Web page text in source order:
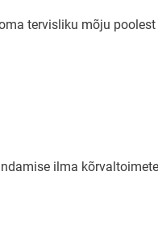
tervisliku mõju
ilma